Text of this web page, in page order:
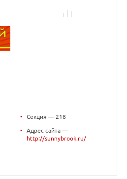
• Секция — 218
•
Адрес сайта —
http://sunnybrook.ru/